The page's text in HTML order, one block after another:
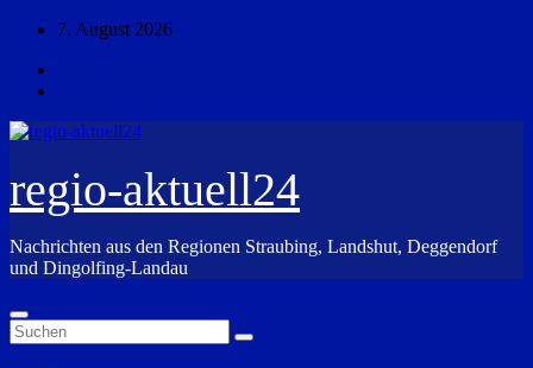
Zum
springen
7. August 2026
regio-aktuell24
Nachrichten aus den Regionen Straubing, Landshut, Deggendorf
und Dingolfing-Landau